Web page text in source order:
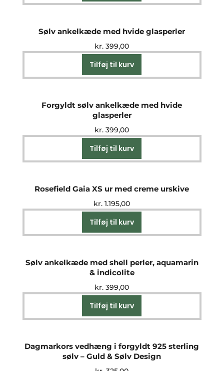
Sølv ankelkæde med hvide glasperler
kr. 399,00
Tilføj til kurv
Forgyldt sølv ankelkæde med hvide
glasperler
kr. 399,00
Tilføj til kurv
Rosefield Gaia XS ur med creme urskive
kr. 1.195,00
Tilføj til kurv
Sølv ankelkæde med shell perler, aquamarin
& indicolite
kr. 399,00
Tilføj til kurv
Dagmarkors vedhæng i forgyldt 925 sterling
sølv – Guld & Sølv Design